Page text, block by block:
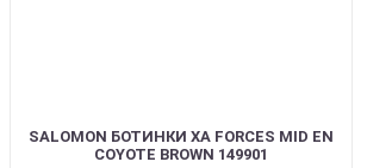
SALOMON БОТИНКИ XA FORCES MID EN
COYOTE BROWN 149901